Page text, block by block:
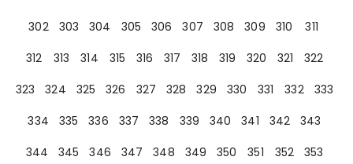
302
303 304 305 306 307 308 309 310
311
312
313 314 315 316 317 318 319 320 321
322
323
324 325 326 327 328 329 330 331 332
333
334
335 336 337 338 339 340 341 342
343
344
345 346 347 348 349 350 351 352
353